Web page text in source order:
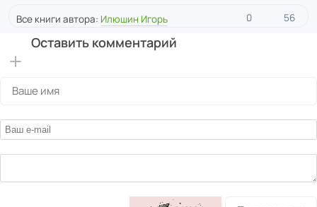
Все книги автора: Илюшин Игорь 0 56
Оставить комментарий